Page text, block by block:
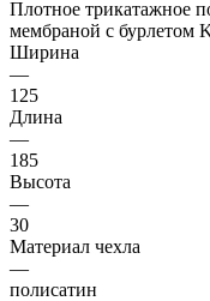
Плотное трикатажное
мембраной с бурлетом
Ширина
—
125
Длина
—
185
Высота
—
30
Материал чехла
—
полисатин